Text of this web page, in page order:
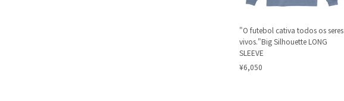
"O futebol cativa todos os seres
vivos."Big Silhouette LONG
SLEEVE
¥6,050